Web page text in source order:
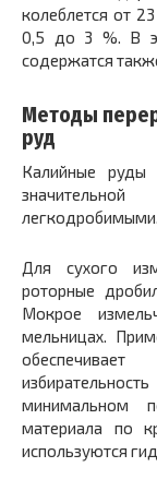
колеблется от
0,5 до 3 %. В
содержатся
Методы
руд
Калийные руды
легкодробимыми.
Для сухого
роторные
Мокрое
мельницах.
минимальном
материала по
используются